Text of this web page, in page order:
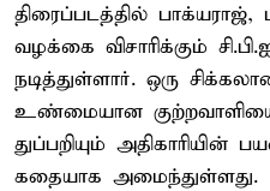
திரைப்படத்தில்
வழக்கை விசாரிக்கும்
நடித்துள்ளார். ஒரு
உண்மையான குற்றவாளியை
துப்பறியும்
கதையாக அமைந்துள்ளது.